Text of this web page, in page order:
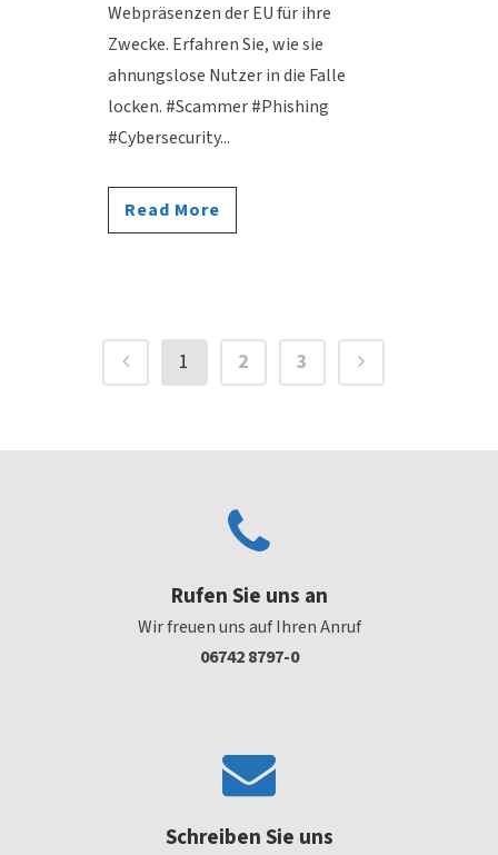
Webpräsenzen der EU für ihre
Zwecke. Erfahren Sie, wie sie
ahnungslose Nutzer in die Falle
locken. #Scammer #Phishing
#Cybersecurity...
Read More
1 2 3
Rufen Sie uns an
Wir freuen uns auf Ihren Anruf
06742 8797-0
Schreiben Sie uns